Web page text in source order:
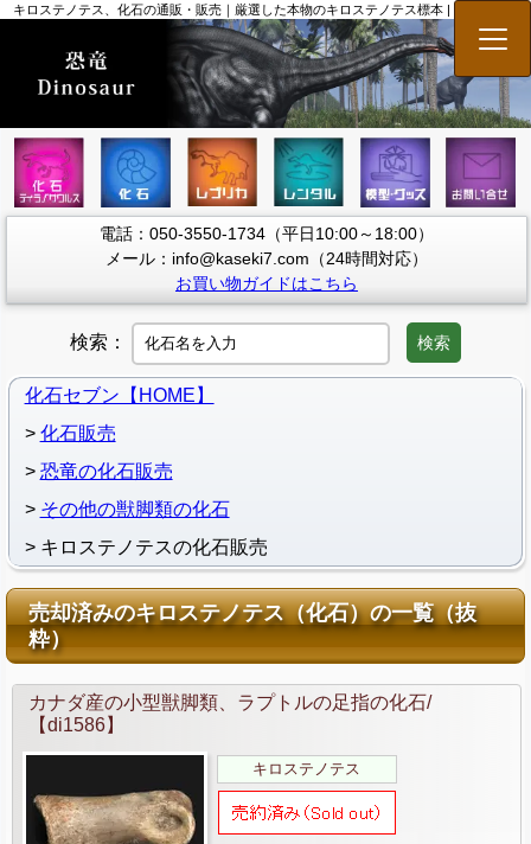
キロステノテス、化石の通販・販売｜厳選した本物のキロステノテス標本 | 化石セブン
メ
電話：050-3550-1734（平日10:00～18:00）
メール：info@kaseki7.com（24時間対応）
お買い物ガイドはこちら
検索： 検索
化石セブン【HOME】
化石販売
恐竜の化石販売
その他の獣脚類の化石
キロステノテスの化石販売
売却済みのキロステノテス（化石）の一覧（抜
粋）
カナダ産の小型獣脚類、ラプトルの足指の化石/
【di1586】
キロステノテス